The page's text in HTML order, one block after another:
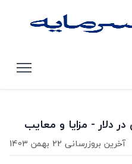
دلار - مزایا و معایب
آخرین بروزرسانی 22 بهمن 1403